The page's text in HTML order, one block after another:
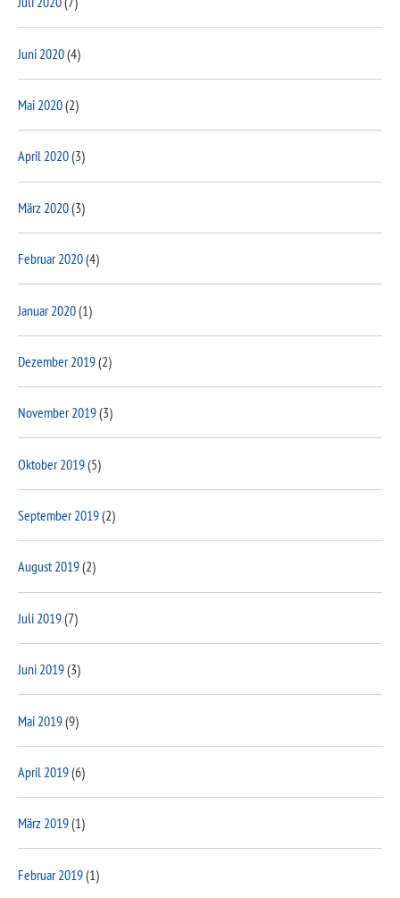
Juni 2020(4)
Mai 2020(2)
April 2020(3)
März 2020(3)
Februar 2020(4)
Januar 2020(1)
Dezember 2019(2)
November 2019(3)
Oktober 2019(5)
September 2019(2)
August 2019(2)
Juli 2019(7)
Juni 2019(3)
Mai 2019(9)
April 2019(6)
März 2019(1)
Februar 2019(1)